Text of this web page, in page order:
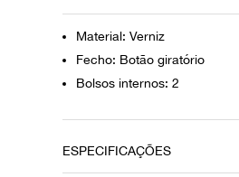
Material: Verniz
Fecho: Botão giratório
Bolsos internos: 2
ESPECIFICAÇÕES